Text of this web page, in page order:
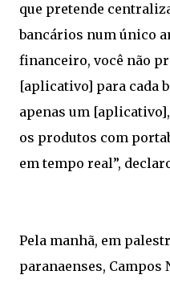
que pretende
bancários num único
financeiro, você não
[aplicativo] para cada
apenas um
os produtos com
em tempo real”,
Pela manhã, em
paranaenses, Campos